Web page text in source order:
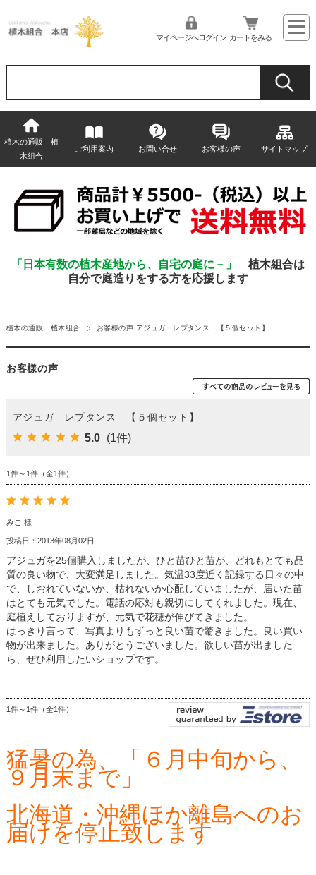
マイページへログイン カートをみる
植木の通販 植
木組合
ご利用案内 お問い合せ お客様の声 サイトマップ
「日本有数の植木産地から、自宅の庭に－」 植木組合は
自分で庭造りをする方を応援します
植木の通販 植木組合 お客様の声:アジュガ レプタンス 【５個セット】
お客様の声
アジュガ レプタンス 【５個セット】
5.0 (1件)
1件～1件（全1件）
みこ 様
投稿日：2013年08月02日
アジュガを25個購入しましたが、ひと苗ひと苗が、どれもとても品
質の良い物で、大変満足しました。気温33度近く記録する日々の中
で、しおれていないか、枯れないか心配していましたが、届いた苗
はとても元気でした。電話の応対も親切にしてくれました。現在、
庭植えしておりますが、元気で花穂が伸びてきました。
はっきり言って、写真よりもずっと良い苗で驚きました。良い買い
物が出来ました。ありがとうございました。欲しい苗が出ました
ら、ぜひ利用したいショップです。
1件～1件（全1件）
猛暑の為、「６月中旬から、
９月末まで」
北海道・沖縄ほか離島へのお
届けを停止致します